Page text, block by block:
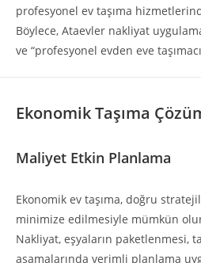
profesyonel ev taşıma
Böylece, Ataevler nakliyat
ve “profesyonel evden eve
Ekonomik Taşıma
Maliyet Etkin Planlama
Ekonomik ev taşıma, doğru
minimize edilmesiyle mümkün
Nakliyat, eşyaların paketlenmesi,
aşamalarında verimli planlama